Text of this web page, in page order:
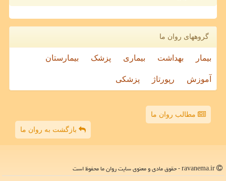
گروههای روان ما
بیمار بهداشت بیماری پزشک بیمارستان
آموزش رپورتاژ پزشکی
مطالب روان ما
بازگشت به روان ما